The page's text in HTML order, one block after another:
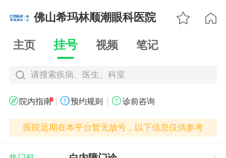
佛山希玛林顺潮眼科医院  
主页 挂号 视频 笔记
请搜索疾病、医生、科室
 院内指南 预约规则 诊前咨询
医院近期在本平台暂无放号，以下信息仅供参考